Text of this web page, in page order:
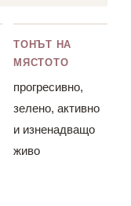
ТОНЪТ НА
МЯСТОТО
прогресивно,
зелено, активно
и изненадващо
живо